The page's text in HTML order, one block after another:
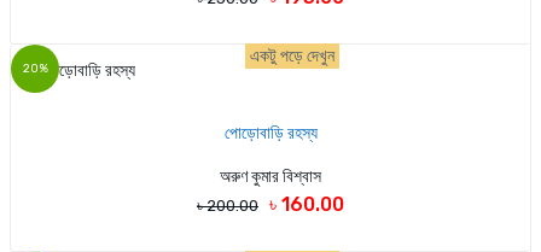
20%
একটু পড়ে দেখুন
পোড়োবাড়ি রহস্য
অরুণ কুমার বিশ্বাস
৳ 200.00 ৳ 160.00